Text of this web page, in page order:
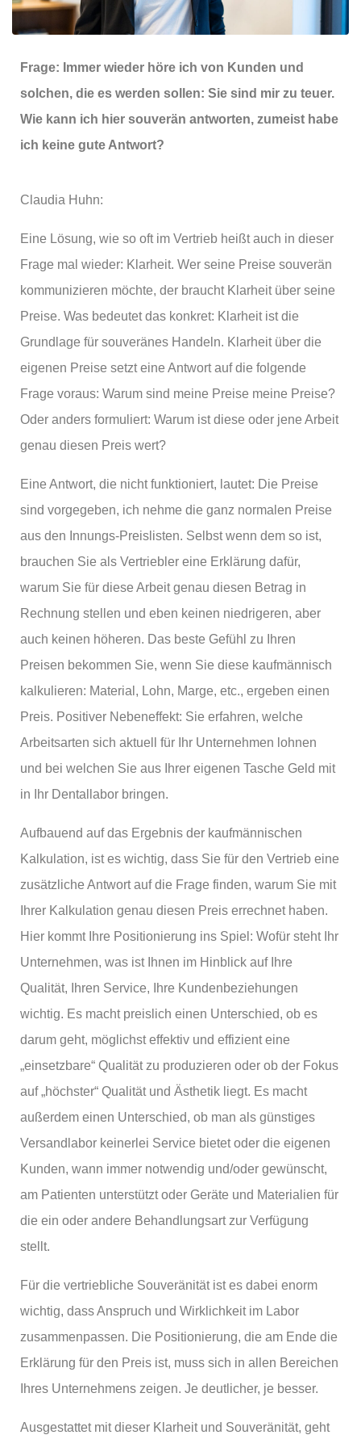
Frage: Immer wieder höre ich von Kunden und
solchen, die es werden sollen: Sie sind mir zu teuer.
Wie kann ich hier souverän antworten, zumeist habe
ich keine gute Antwort?
Claudia Huhn:
Eine Lösung, wie so oft im Vertrieb heißt auch in dieser
Frage mal wieder: Klarheit. Wer seine Preise souverän
kommunizieren möchte, der braucht Klarheit über seine
Preise. Was bedeutet das konkret: Klarheit ist die
Grundlage für souveränes Handeln. Klarheit über die
eigenen Preise setzt eine Antwort auf die folgende
Frage voraus: Warum sind meine Preise meine Preise?
Oder anders formuliert: Warum ist diese oder jene Arbeit
genau diesen Preis wert?
Eine Antwort, die nicht funktioniert, lautet: Die Preise
sind vorgegeben, ich nehme die ganz normalen Preise
aus den Innungs-Preislisten. Selbst wenn dem so ist,
brauchen Sie als Vertriebler eine Erklärung dafür,
warum Sie für diese Arbeit genau diesen Betrag in
Rechnung stellen und eben keinen niedrigeren, aber
auch keinen höheren. Das beste Gefühl zu Ihren
Preisen bekommen Sie, wenn Sie diese kaufmännisch
kalkulieren: Material, Lohn, Marge, etc., ergeben einen
Preis. Positiver Nebeneffekt: Sie erfahren, welche
Arbeitsarten sich aktuell für Ihr Unternehmen lohnen
und bei welchen Sie aus Ihrer eigenen Tasche Geld mit
in Ihr Dentallabor bringen.
Aufbauend auf das Ergebnis der kaufmännischen
Kalkulation, ist es wichtig, dass Sie für den Vertrieb eine
zusätzliche Antwort auf die Frage finden, warum Sie mit
Ihrer Kalkulation genau diesen Preis errechnet haben.
Hier kommt Ihre Positionierung ins Spiel: Wofür steht Ihr
Unternehmen, was ist Ihnen im Hinblick auf Ihre
Qualität, Ihren Service, Ihre Kundenbeziehungen
wichtig. Es macht preislich einen Unterschied, ob es
darum geht, möglichst effektiv und effizient eine
„einsetzbare“ Qualität zu produzieren oder ob der Fokus
auf „höchster“ Qualität und Ästhetik liegt. Es macht
außerdem einen Unterschied, ob man als günstiges
Versandlabor keinerlei Service bietet oder die eigenen
Kunden, wann immer notwendig und/oder gewünscht,
am Patienten unterstützt oder Geräte und Materialien für
die ein oder andere Behandlungsart zur Verfügung
stellt.
Für die vertriebliche Souveränität ist es dabei enorm
wichtig, dass Anspruch und Wirklichkeit im Labor
zusammenpassen. Die Positionierung, die am Ende die
Erklärung für den Preis ist, muss sich in allen Bereichen
Ihres Unternehmens zeigen. Je deutlicher, je besser.
Ausgestattet mit dieser Klarheit und Souveränität, geht